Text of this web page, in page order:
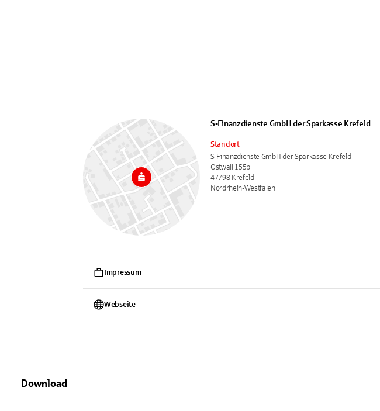
S-Finanzdienste GmbH der Sparkasse Krefeld
Standort
S-Finanzdienste GmbH der Sparkasse Krefeld
Ostwall 155b
47798 Krefeld
Nordrhein-Westfalen
Impressum
Webseite
Download